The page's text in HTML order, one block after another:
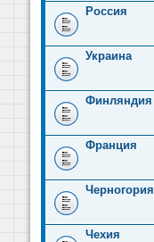
Россия
Украина
Финляндия
Франция
Черногория
Чехия